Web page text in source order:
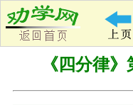
《四分律